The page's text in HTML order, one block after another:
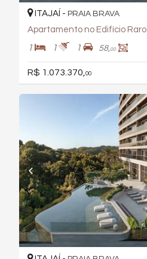
ITAJAÍ - PRAIA BRAVA
Apartamento no Edifício Raro
1 1 1 58,00
R$ 1.073.370, 00